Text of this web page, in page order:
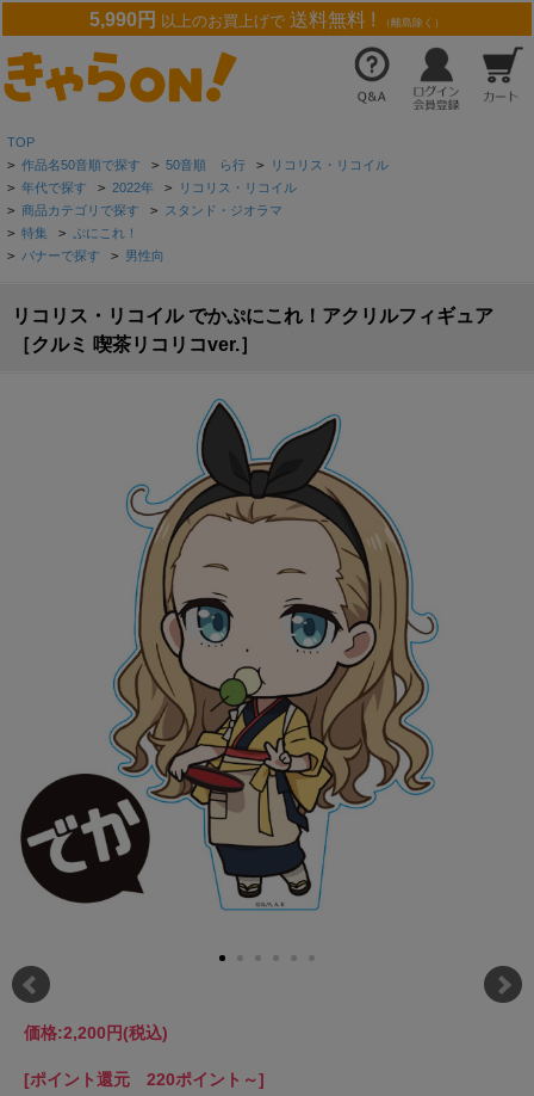
5,990円 以上のお買上げで 送料無料 ! （離島除く）
TOP
> 作品名50音順で探す > 50音順 ら行 > リコリス・リコイル
> 年代で探す > 2022年 > リコリス・リコイル
> 商品カテゴリで探す > スタンド・ジオラマ
> 特集 > ぷにこれ！
> バナーで探す > 男性向
リコリス・リコイル でかぷにこれ！アクリルフィギュア
［クルミ 喫茶リコリコver.］
価格:2,200円(税込)
[ポイント還元 220ポイント～]